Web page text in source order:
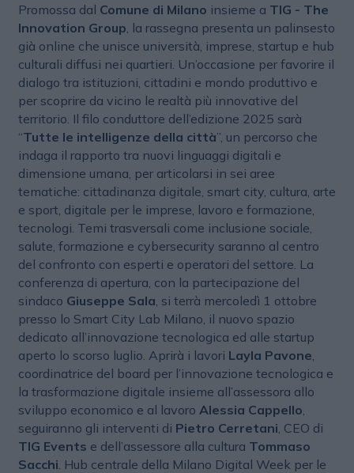
Promossa dal Comune di Milano insieme a TIG - The
Innovation Group , la rassegna presenta un palinsesto
già online che unisce università, imprese, startup e hub
culturali diffusi nei quartieri. Un’occasione per favorire il
dialogo tra istituzioni, cittadini e mondo produttivo e
per scoprire da vicino le realtà più innovative del
territorio. Il filo conduttore dell’edizione 2025 sarà
“Tutte le intelligenze della città”, un percorso che
indaga il rapporto tra nuovi linguaggi digitali e
dimensione umana, per articolarsi in sei aree
tematiche: cittadinanza digitale, smart city, cultura, arte
e sport, digitale per le imprese, lavoro e formazione,
tecnologi. Temi trasversali come inclusione sociale,
salute, formazione e cybersecurity saranno al centro
del confronto con esperti e operatori del settore. La
conferenza di apertura, con la partecipazione del
sindaco Giuseppe Sala , si terrà mercoledì 1 ottobre
presso lo Smart City Lab Milano, il nuovo spazio
dedicato all’innovazione tecnologica ed alle startup
aperto lo scorso luglio. Aprirà i lavori Layla Pavone
coordinatrice del board per l’innovazione tecnologica e
la trasformazione digitale insieme all’assessora allo
sviluppo economico e al lavoro Alessia Cappello
seguiranno gli interventi di Pietro Cerretani , CEO di
TIG Events e dell’assessore alla cultura Tommaso
Sacchi . Hub centrale della Milano Digital Week per le